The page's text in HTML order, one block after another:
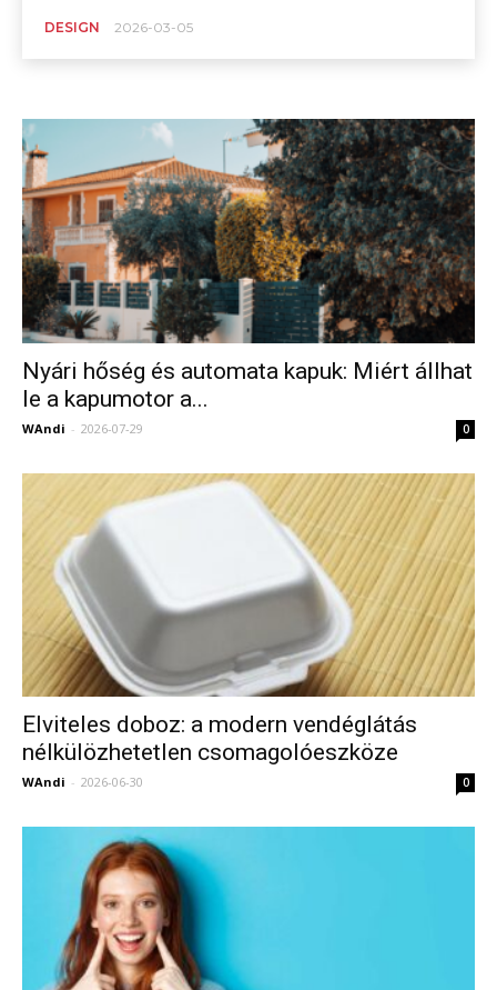
DESIGN 2026-03-05
Nyári hőség és automata kapuk: Miért állhat
le a kapumotor a...
WAndi - 2026-07-29 0
Elviteles doboz: a modern vendéglátás
nélkülözhetetlen csomagolóeszköze
WAndi - 2026-06-30 0